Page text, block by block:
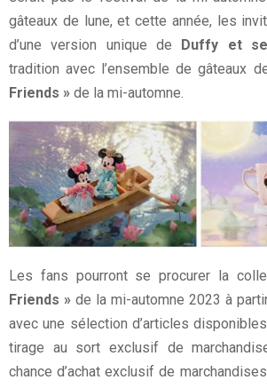
gâteaux de lune, et cette année, les
d’une version unique de Duffy et
tradition avec l’ensemble de gâteaux
Friends » de la mi-automne.
Les fans pourront se procurer la
Friends » de la mi-automne 2023 à
avec une sélection d’articles
tirage au sort exclusif de
chance d’achat exclusif de